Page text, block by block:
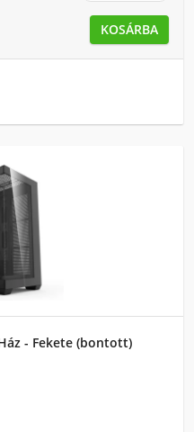
KOSÁRBA
- Fekete (bontott)